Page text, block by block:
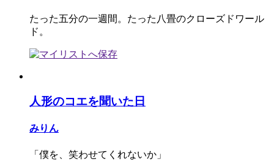
たった五分の一週間。たった八畳のクローズドワール
ド。
人形のコエを聞いた日
みりん
「僕を、笑わせてくれないか」